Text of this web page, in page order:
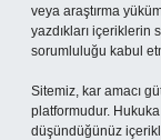
veya araştırma
yazdıkları içeriklerin
sorumluluğu kabul
Sitemiz, kar amacı
platformudur.
düşündüğünüz